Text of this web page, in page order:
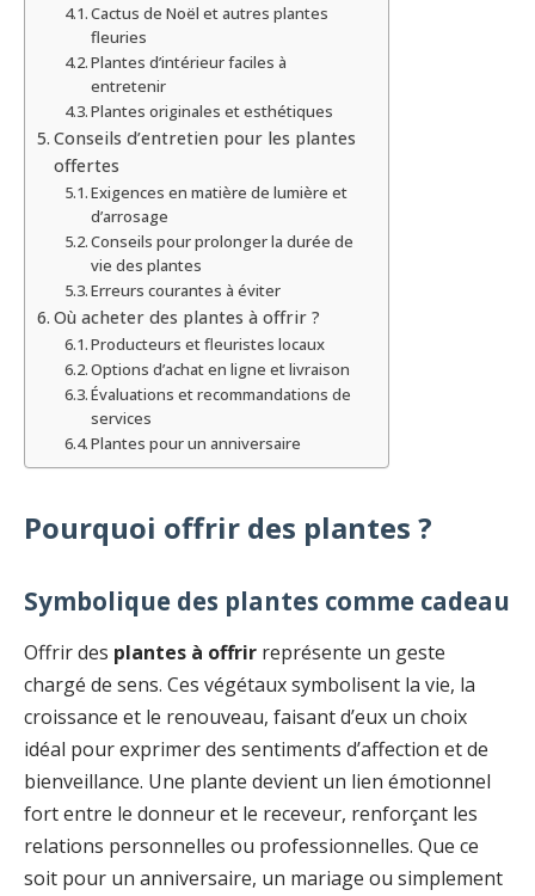
Cactus de Noël et autres plantes
fleuries
Plantes d’intérieur faciles à
entretenir
Plantes originales et esthétiques
Conseils d’entretien pour les plantes
offertes
Exigences en matière de lumière et
d’arrosage
Conseils pour prolonger la durée de
vie des plantes
Erreurs courantes à éviter
Où acheter des plantes à offrir ?
Producteurs et fleuristes locaux
Options d’achat en ligne et livraison
Évaluations et recommandations de
services
Plantes pour un anniversaire
Pourquoi offrir des plantes ?
Symbolique des plantes comme cadeau
Offrir des plantes à offrir représente un geste
chargé de sens. Ces végétaux symbolisent la vie, la
croissance et le renouveau, faisant d’eux un choix
idéal pour exprimer des sentiments d’affection et de
bienveillance. Une plante devient un lien émotionnel
fort entre le donneur et le receveur, renforçant les
relations personnelles ou professionnelles. Que ce
soit pour un anniversaire, un mariage ou simplement